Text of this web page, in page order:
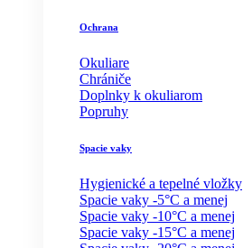
Ochrana
Okuliare
Chrániče
Doplnky k okuliarom
Popruhy
Spacie vaky
Hygienické a tepelné vložky
Spacie vaky -5°C a menej
Spacie vaky -10°C a menej
Spacie vaky -15°C a menej